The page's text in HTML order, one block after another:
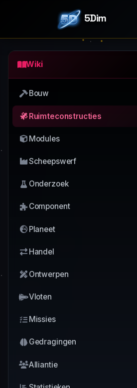
5Dim
Wiki
Bouw
Ruimteconstructies
Modules
Scheepswerf
Onderzoek
Component
Planeet
Handel
Ontwerpen
Vloten
Missies
Gedragingen
Alliantie